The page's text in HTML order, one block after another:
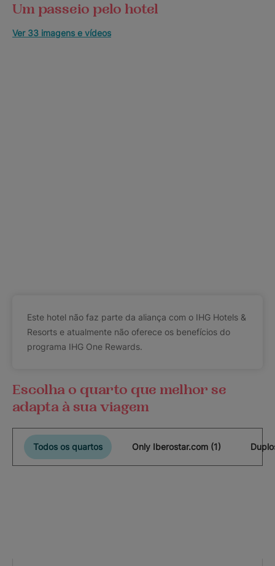
Um passeio pelo hotel
Ver 33 imagens e vídeos
Este hotel não faz parte da aliança com o IHG Hotels &
Resorts e atualmente não oferece os benefícios do
programa IHG One Rewards.
Escolha o quarto que melhor se
adapta à sua viagem
Todos os quartos Only Iberostar.com (1)